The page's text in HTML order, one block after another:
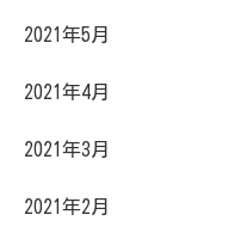
2021年5月
2021年4月
2021年3月
2021年2月